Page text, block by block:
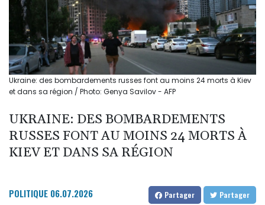
Ukraine: des bombardements russes font au moins 24 morts à Kiev
et dans sa région / Photo: Genya Savilov - AFP
UKRAINE: DES BOMBARDEMENTS
RUSSES FONT AU MOINS 24 MORTS À
KIEV ET DANS SA RÉGION
POLITIQUE 06.07.2026 Partager Partager